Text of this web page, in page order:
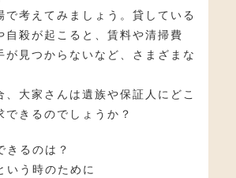
で考えてみましょう。貸している
自殺が起こると、賃料や清掃費
が見つからないなど、さまざまな
、大家さんは遺族や保証人にどこ
できるのでしょうか？
きるのは？
いう時のために